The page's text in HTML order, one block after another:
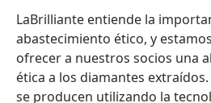
LaBrilliante entiende la
abastecimiento ético, y
ofrecer a nuestros socios una
ética a los diamantes
se producen utilizando la